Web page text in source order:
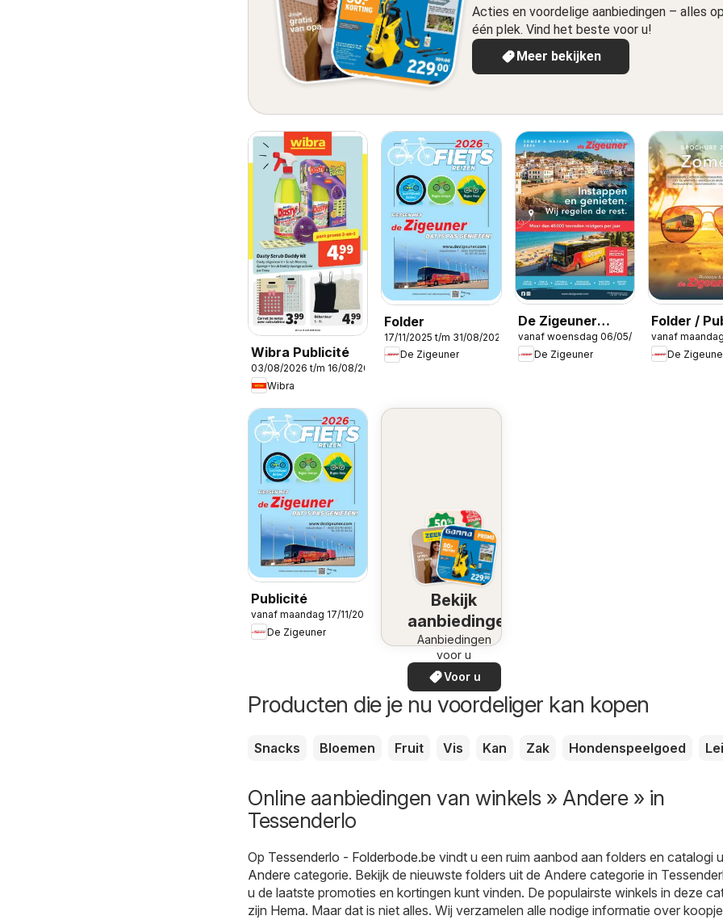
Acties en voordelige aanbiedingen – alles
één plek. Vind het beste voor u!
Meer bekijken
Wibra Publicité
03/08/2026 t/m 16/08/2026
Wibra
Folder
17/11/2025 t/m 31/08/2026
De Zigeuner
De Zigeuner
Folder / Publicité
vanaf woensdag 06/05/2026
De Zigeuner
Folder /
vanaf
De
Publicité
vanaf maandag 17/11/2025
De Zigeuner
Bekijk
aanbiedingen
Aanbiedingen
voor u
Voor u
Producten die je nu voordeliger kan kopen
Snacks Bloemen Fruit Vis Kan Zak Hondenspeelgoed
Online aanbiedingen van winkels » Andere » in
Tessenderlo
Op Tessenderlo - Folderbode.be vindt u een ruim aanbod aan folders en catalogi
Andere categorie. Bekijk de nieuwste folders uit de Andere categorie in
u de laatste promoties en kortingen kunt vinden. De populairste winkels in deze
zijn Hema. Maar dat is niet alles. Wij verzamelen alle nodige informatie over